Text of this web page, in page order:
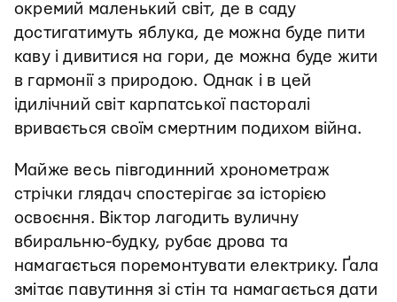
окремий маленький світ, де в саду
достигатимуть яблука, де можна буде пити
каву і дивитися на гори, де можна буде жити
в гармонії з природою. Однак і в цей
ідилічний світ карпатської пасторалі
вривається своїм смертним подихом війна.
Майже весь півгодинний хронометраж
стрічки глядач спостерігає за історією
освоєння. Віктор лагодить вуличну
вбиральню-будку, рубає дрова та
намагається поремонтувати електрику. Ґала
змітає павутиння зі стін та намагається дати